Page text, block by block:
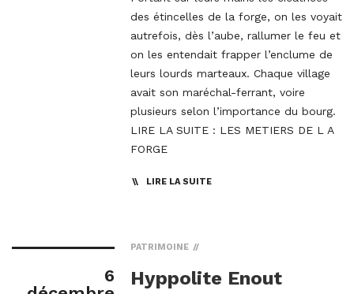
des étincelles de la forge, on les voyait
autrefois, dès l’aube, rallumer le feu et
on les entendait frapper l’enclume de
leurs lourds marteaux. Chaque village
avait son maréchal-ferrant, voire
plusieurs selon l’importance du bourg.
LIRE LA SUITE : LES METIERS DE L A
FORGE
LIRE LA SUITE
6
PATRIMOINE
Hyppolite Enout